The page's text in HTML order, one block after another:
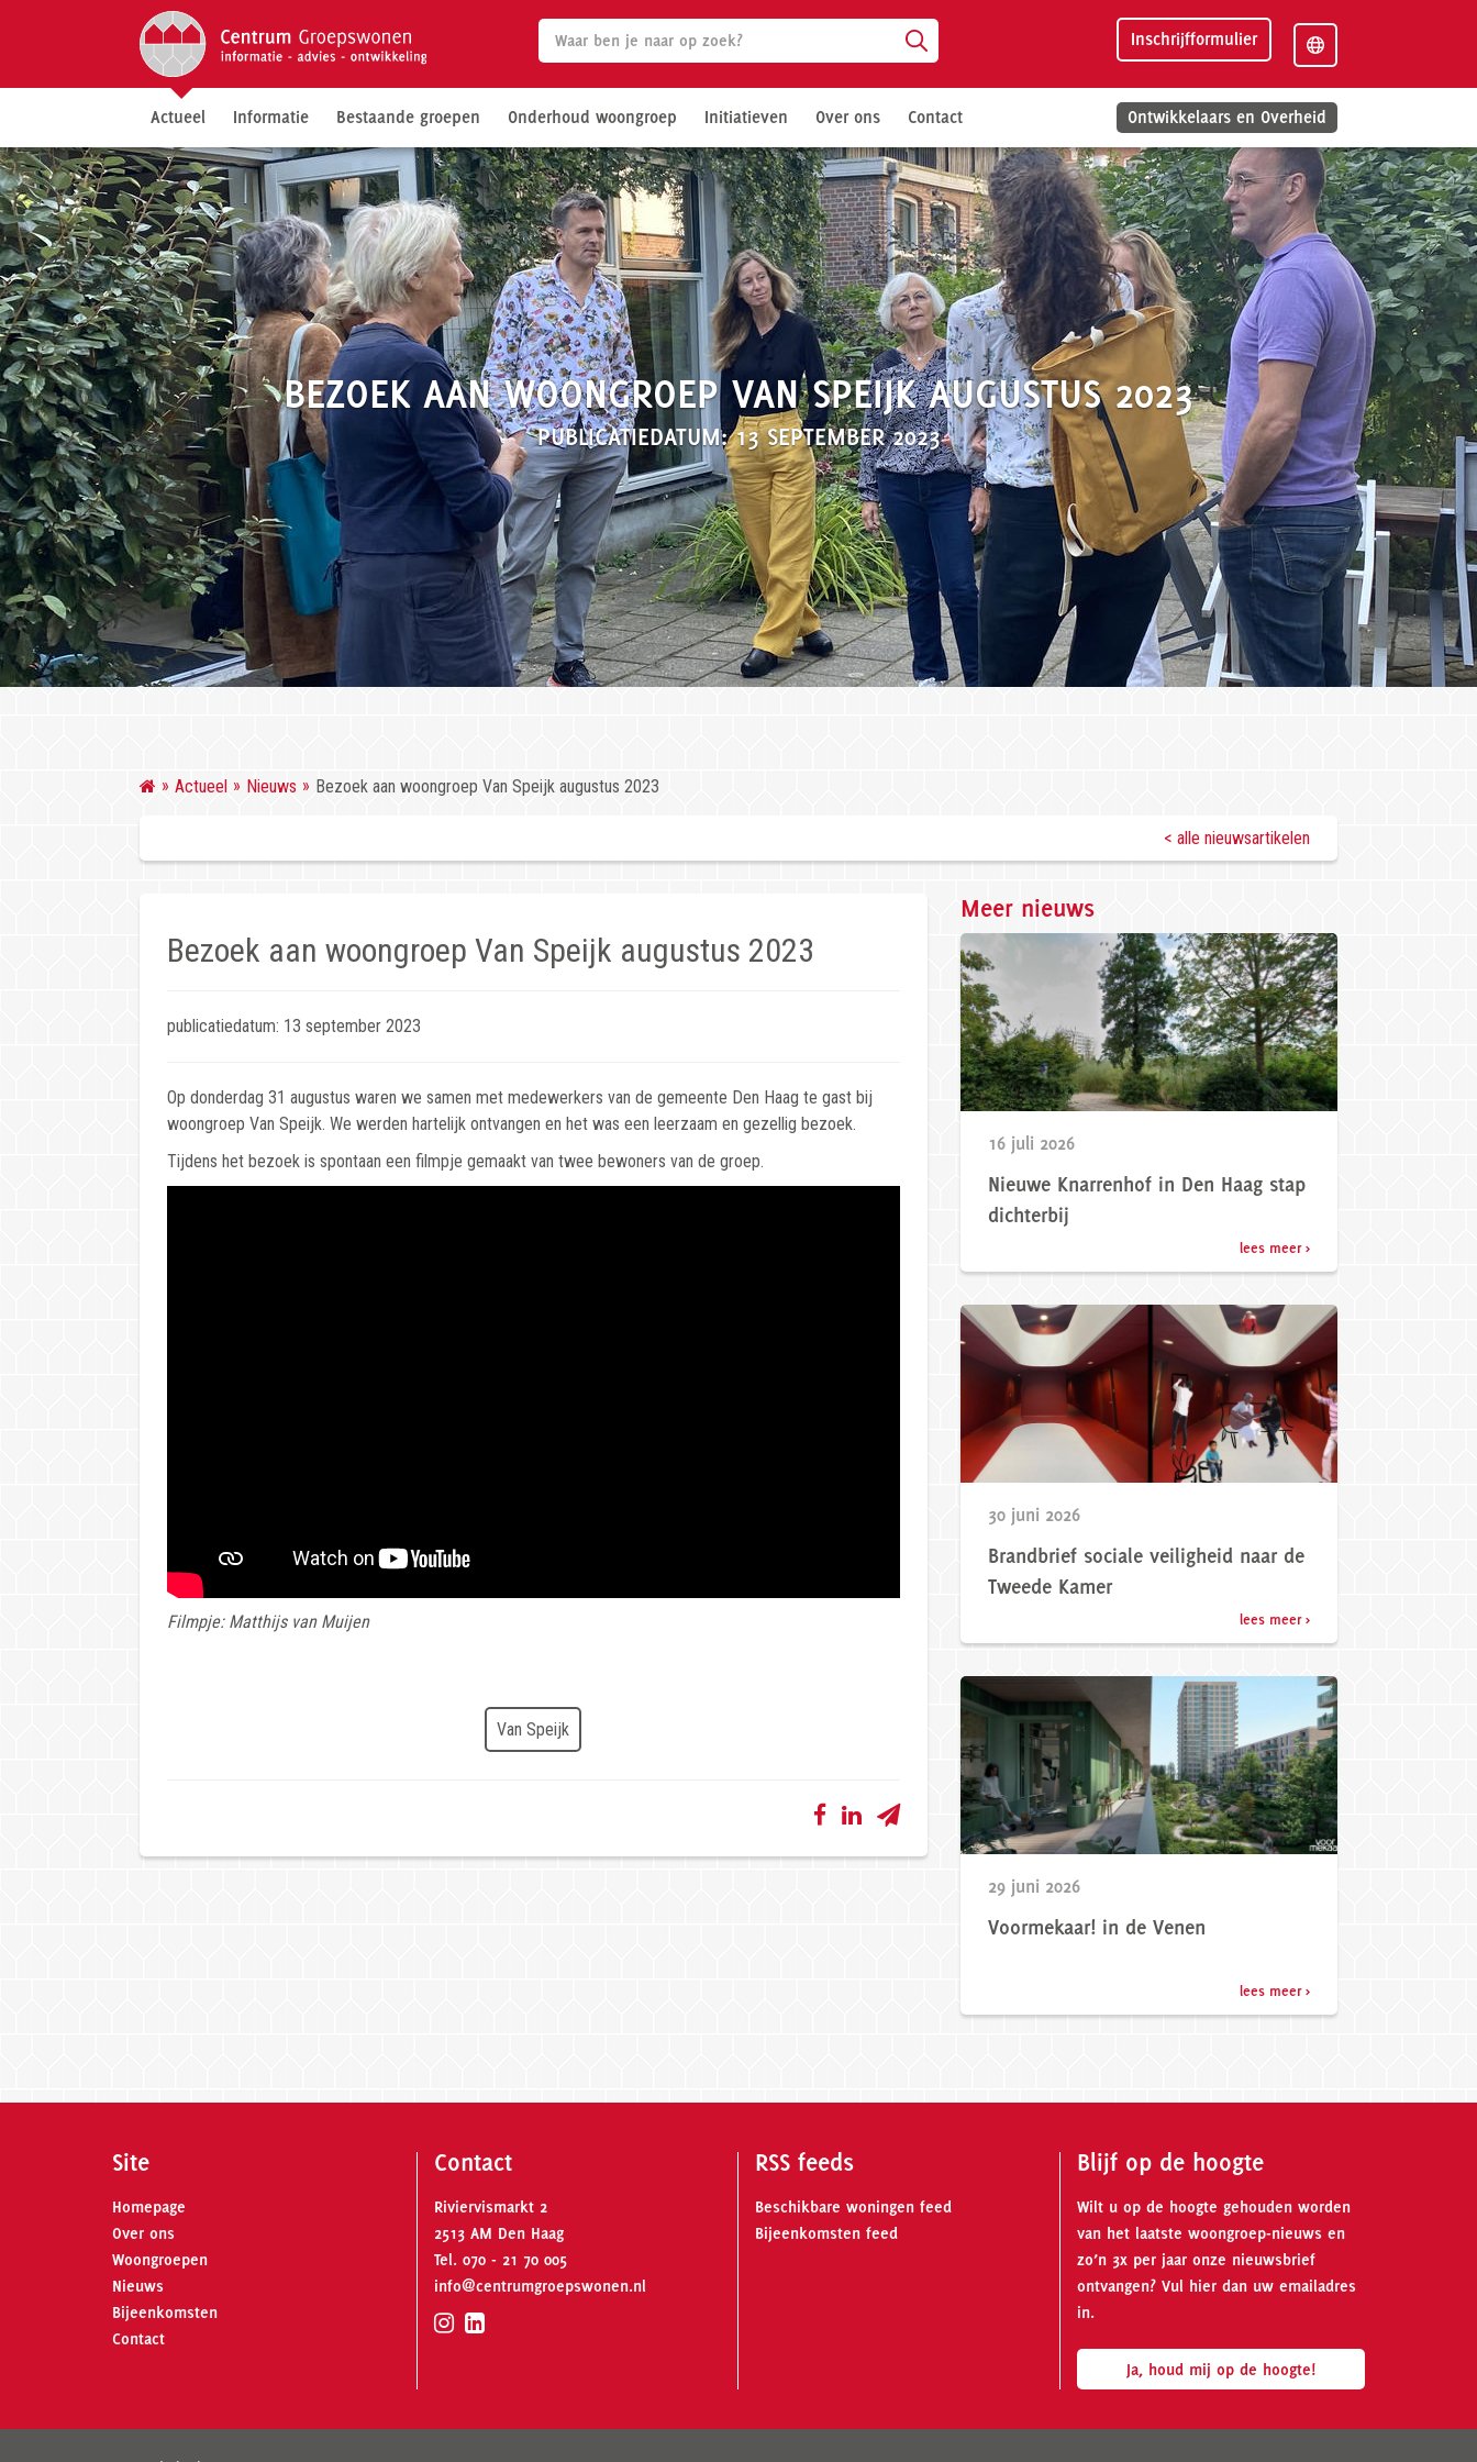
Inschrijfformulier
Actueel Informatie Bestaande groepen Onderhoud woongroep Initiatieven Over ons Contact Ontwikkelaars en Overheid
BEZOEK AAN WOONGROEP VAN SPEIJK AUGUSTUS 2023
PUBLICATIEDATUM: 13 SEPTEMBER 2023
Actueel Nieuws Bezoek aan woongroep Van Speijk augustus 2023
< alle nieuwsartikelen
Bezoek aan woongroep Van Speijk augustus 2023
publicatiedatum: 13 september 2023
Op donderdag 31 augustus waren we samen met medewerkers van de gemeente Den Haag te gast bij
woongroep Van Speijk. We werden hartelijk ontvangen en het was een leerzaam en gezellig bezoek.
Tijdens het bezoek is spontaan een filmpje gemaakt van twee bewoners van de groep.
Filmpje: Matthijs van Muijen
Van Speijk
Meer nieuws
16 juli 2026
Nieuwe Knarrenhof in Den Haag stap
dichterbij
lees meer >
30 juni 2026
Brandbrief sociale veiligheid naar de
Tweede Kamer
lees meer >
29 juni 2026
Voormekaar! in de Venen
lees meer >
Site
Homepage
Over ons
Woongroepen
Nieuws
Bijeenkomsten
Contact
Contact
Riviervismarkt 2
2513 AM Den Haag
Tel. 070 - 21 70 005
info@centrumgroepswonen.nl
RSS feeds
Beschikbare woningen feed
Bijeenkomsten feed
Blijf op de hoogte
Wilt u op de hoogte gehouden worden
van het laatste woongroep-nieuws en
zo’n 3x per jaar onze nieuwsbrief
ontvangen? Vul hier dan uw emailadres
in.
Ja, houd mij op de hoogte!